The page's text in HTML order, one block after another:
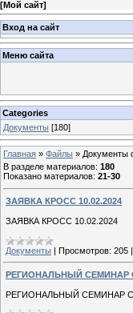
[Мой сайт]
Вход на сайт
Меню сайта
Categories
Документы [180]
Главная » Файлы » Документы
В разделе материалов: 180
Показано материалов: 21-30
ЗАЯВКА КРОСС 10.02.2024
ЗАЯВКА КРОСС 10.02.2024
Документы | Просмотров: 205 |
РЕГИОНАЛЬНЫЙ СЕМИНАР
РЕГИОНАЛЬНЫЙ СЕМИНАР